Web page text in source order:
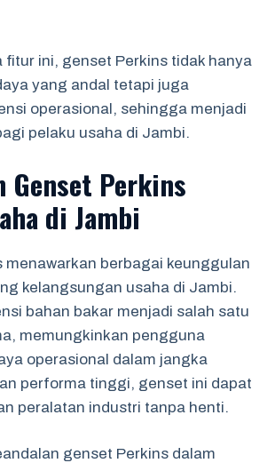
fitur ini, genset Perkins tidak hanya
yang andal tetapi juga
operasional, sehingga menjadi
pelaku usaha di Jambi.
Genset Perkins
di Jambi
menawarkan berbagai keunggulan
kelangsungan usaha di Jambi.
bahan bakar menjadi salah satu
memungkinkan pengguna
operasional dalam jangka
performa tinggi, genset ini dapat
peralatan industri tanpa henti.
genset Perkins dalam